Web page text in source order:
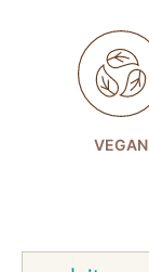
VEGAN